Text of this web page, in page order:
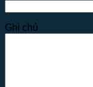
Ghi chú